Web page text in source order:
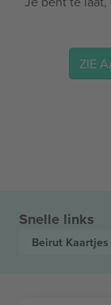
ZIE
Snelle links
Beirut Kaartjes